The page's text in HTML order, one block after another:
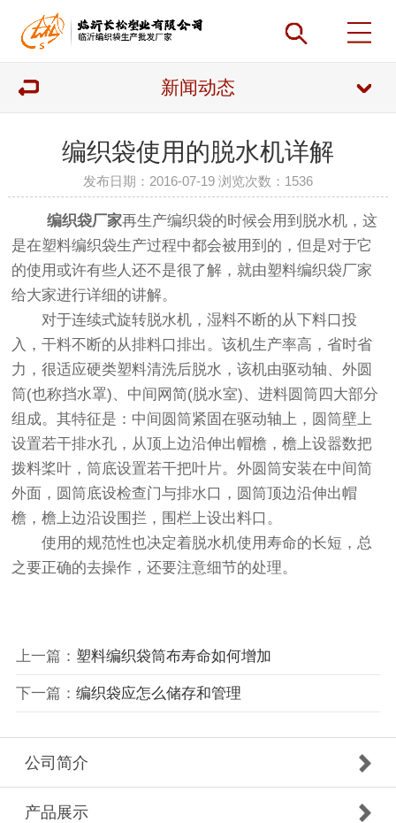
新闻动态
编织袋使用的脱水机详解
发布日期：2016-07-19 浏览次数： 1536
编织袋厂家再生产编织袋的时候会用到脱水机，这
是在塑料编织袋生产过程中都会被用到的，但是对于它
的使用或许有些人还不是很了解，就由塑料编织袋厂家
给大家进行详细的讲解。
对于连续式旋转脱水机，湿料不断的从下料口投
入，干料不断的从排料口排出。该机生产率高，省时省
力，很适应硬类塑料清洗后脱水，该机由驱动轴、外圆
筒(也称挡水罩)、中间网简(脱水室)、进料圆筒四大部分
组成。其特征是：中间圆筒紧固在驱动轴上，圆筒壁上
设置若干排水孔，从顶上边沿伸出帽檐，檐上设嚣数把
拨料桨叶，筒底设置若干把叶片。外圆筒安装在中间简
外面，圆筒底设检查门与排水口，圆筒顶边沿伸出帽
檐，檐上边沿设围拦，围栏上设出料口。
使用的规范性也决定着脱水机使用寿命的长短，总
之要正确的去操作，还要注意细节的处理。
上一篇： 塑料编织袋筒布寿命如何增加
下一篇： 编织袋应怎么储存和管理
公司简介
产品展示